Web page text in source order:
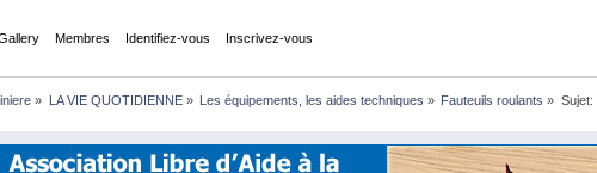
Membres Identifiez-vous Inscrivez-vous
» LA VIE QUOTIDIENNE» Les équipements, les aides techniques » Fauteuils roulants » Sujet: